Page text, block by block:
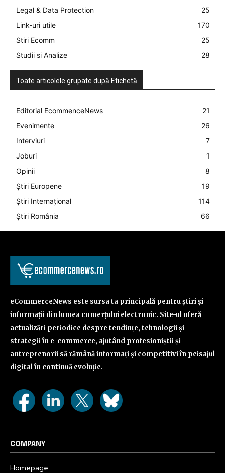
Legal & Data Protection
25
Link-uri utile
170
Stiri Ecomm
25
Studii si Analize
28
Toate articolele grupate după Etichetă
Editorial EcommenceNews
21
Evenimente
26
Interviuri
7
Joburi
1
Opinii
8
Știri Europene
19
Știri Internațional
114
Știri România
66
eCommerceNews este sursa ta principală pentru știri și
informații din lumea comerțului electronic. Site-ul oferă
actualizări periodice despre tendințe, tehnologii și
strategii în e-commerce, ajutând profesioniștii și
antreprenorii să rămână informați și competitivi în peisajul
digital în continuă evoluție.
COMPANY
Homepage